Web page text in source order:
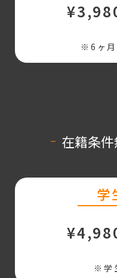
※6ヶ月
在籍条
学
※学